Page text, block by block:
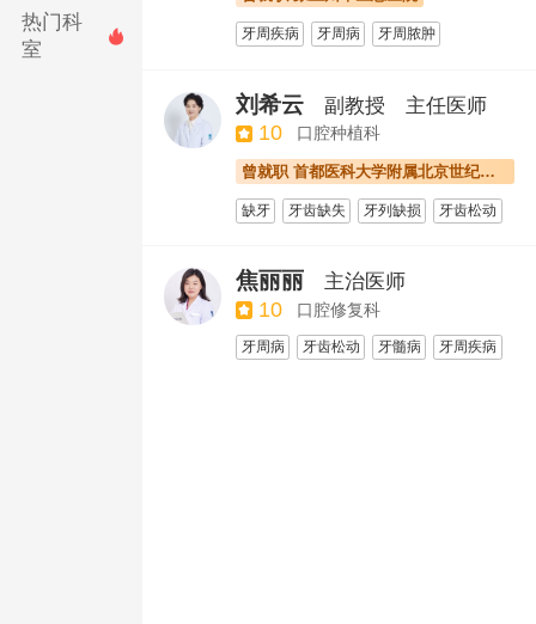
热门科
室
 牙周疾病 牙周病
牙周脓肿
牙周萎缩
牙周炎 牙体缺损
牙髓病
牙髓炎
牙槽嵴裂
刘希云 副教授 主任医师
10 口腔种植科
曾就职 首都医科大学附属北京世纪坛医院
缺牙 牙齿缺失 牙列缺损
牙齿松动
牙折
焦丽丽 主治医师
10 口腔修复科
牙周病 牙齿松动 牙髓病
牙周疾病